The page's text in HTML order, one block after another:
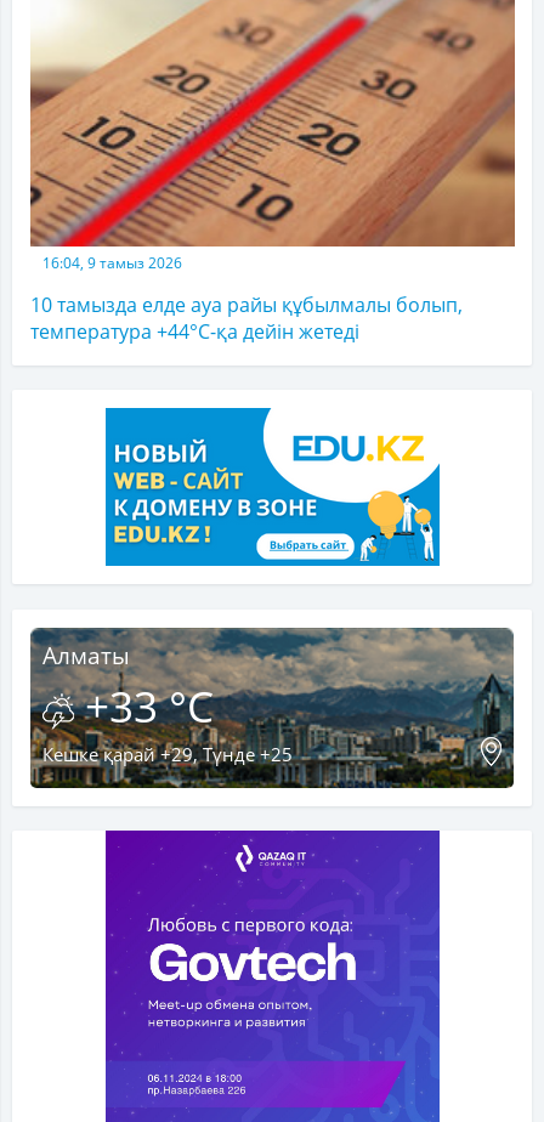
16:04, 9 тамыз 2026
10 тамызда елде ауа райы құбылмалы болып,
температура +44°C-қа дейін жетеді
Алматы
+33 °C
Кешке қарай +29, Түнде +25